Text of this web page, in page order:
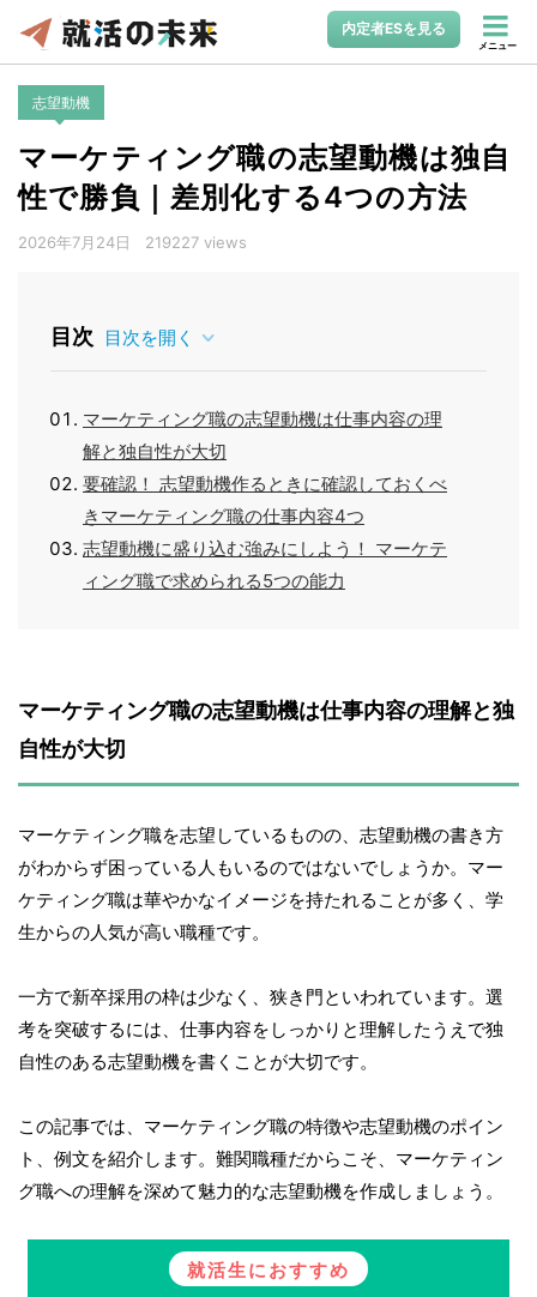
内定者ESを見る
メニュー
志望動機
マーケティング職の志望動機は独自
性で勝負｜差別化する4つの方法
2026年7月24日 219227 views
目次 目次を開く
マーケティング職の志望動機は仕事内容の理
解と独自性が大切
要確認！ 志望動機作るときに確認しておくべ
きマーケティング職の仕事内容4つ
志望動機に盛り込む強みにしよう！ マーケテ
ィング職で求められる5つの能力
マーケティング職の志望動機は仕事内容の理解と独
自性が大切
マーケティング職を志望しているものの、志望動機の書き方
がわからず困っている人もいるのではないでしょうか。マー
ケティング職は華やかなイメージを持たれることが多く、学
生からの人気が高い職種です。
一方で新卒採用の枠は少なく、狭き門といわれています。選
考を突破するには、仕事内容をしっかりと理解したうえで独
自性のある志望動機を書くことが大切です。
この記事では、マーケティング職の特徴や志望動機のポイン
ト、例文を紹介します。難関職種だからこそ、マーケティン
グ職への理解を深めて魅力的な志望動機を作成しましょう。
就活生におすすめ